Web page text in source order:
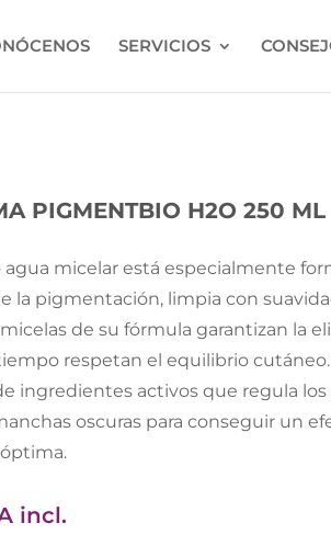
SERVICIOS
PIGMENTBIO H2O 250 ML
micelar está especialmente
la pigmentación, limpia con
micelas de su fórmula garantizan la
respetan el equilibrio
ingredientes activos que regula
oscuras para conseguir un
incl.